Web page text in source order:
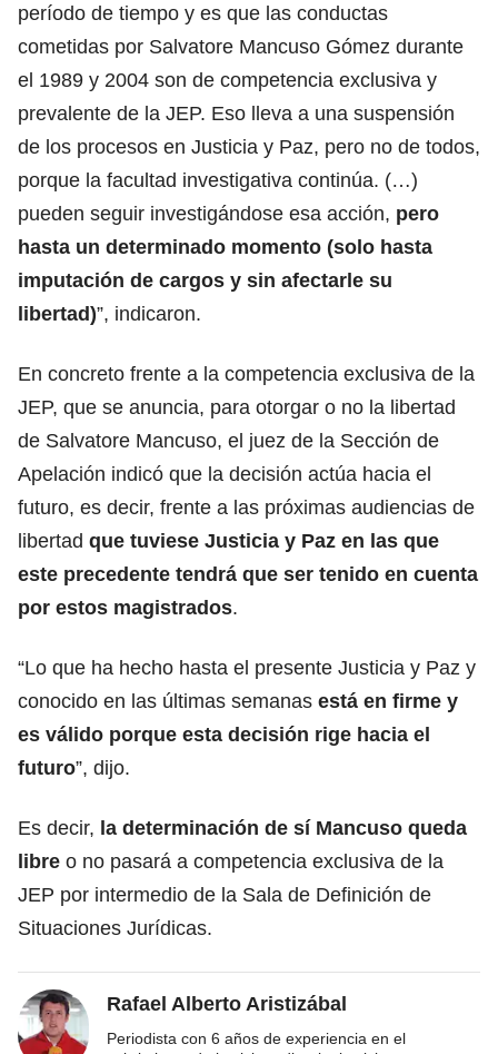
período de tiempo y es que las conductas
cometidas por Salvatore Mancuso Gómez durante
el 1989 y 2004 son de competencia exclusiva y
prevalente de la JEP. Eso lleva a una suspensión
de los procesos en Justicia y Paz, pero no de todos,
porque la facultad investigativa continúa. (…)
pueden seguir investigándose esa acción, pero
hasta un determinado momento (solo hasta
imputación de cargos y sin afectarle su
libertad)”, indicaron.
En concreto frente a la competencia exclusiva de la
JEP, que se anuncia, para otorgar o no la libertad
de Salvatore Mancuso, el juez de la Sección de
Apelación indicó que la decisión actúa hacia el
futuro, es decir, frente a las próximas audiencias de
libertad que tuviese Justicia y Paz en las que
este precedente tendrá que ser tenido en cuenta
por estos magistrados.
“Lo que ha hecho hasta el presente Justicia y Paz y
conocido en las últimas semanas está en firme y
es válido porque esta decisión rige hacia el
futuro”, dijo.
Es decir, la determinación de sí Mancuso queda
libre o no pasará a competencia exclusiva de la
JEP por intermedio de la Sala de Definición de
Situaciones Jurídicas.
Rafael Alberto Aristizábal
Periodista con 6 años de experiencia en el